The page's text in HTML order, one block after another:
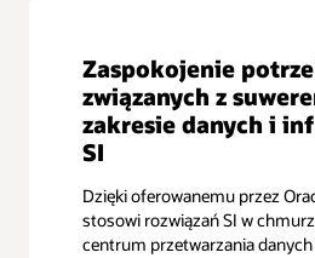
Zaspokojenie
związanych z
zakresie danych i
SI
Dzięki oferowanemu przez
stosowi rozwiązań SI w
centrum przetwarzania